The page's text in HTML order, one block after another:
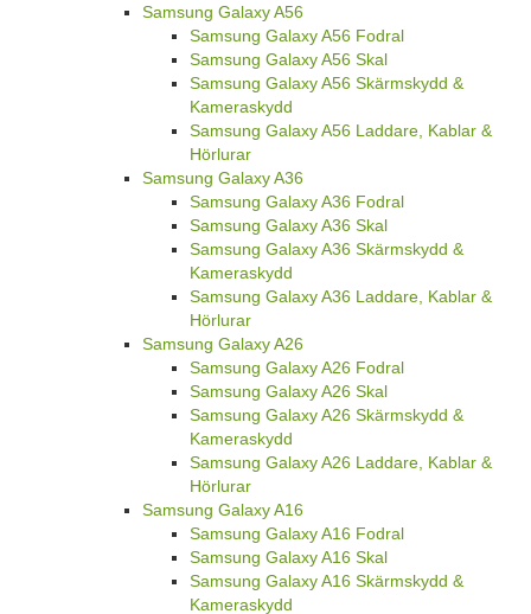
Samsung Galaxy A56
Samsung Galaxy A56 Fodral
Samsung Galaxy A56 Skal
Samsung Galaxy A56 Skärmskydd &
Kameraskydd
Samsung Galaxy A56 Laddare, Kablar &
Hörlurar
Samsung Galaxy A36
Samsung Galaxy A36 Fodral
Samsung Galaxy A36 Skal
Samsung Galaxy A36 Skärmskydd &
Kameraskydd
Samsung Galaxy A36 Laddare, Kablar &
Hörlurar
Samsung Galaxy A26
Samsung Galaxy A26 Fodral
Samsung Galaxy A26 Skal
Samsung Galaxy A26 Skärmskydd &
Kameraskydd
Samsung Galaxy A26 Laddare, Kablar &
Hörlurar
Samsung Galaxy A16
Samsung Galaxy A16 Fodral
Samsung Galaxy A16 Skal
Samsung Galaxy A16 Skärmskydd &
Kameraskydd